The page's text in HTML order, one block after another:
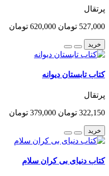
پرتقال
527,000 تومان 620,000 تومان
خرید
کتاب تابستان دیوانه
پرتقال
322,150 تومان 379,000 تومان
خرید
کتاب دنیای بی کران سلام